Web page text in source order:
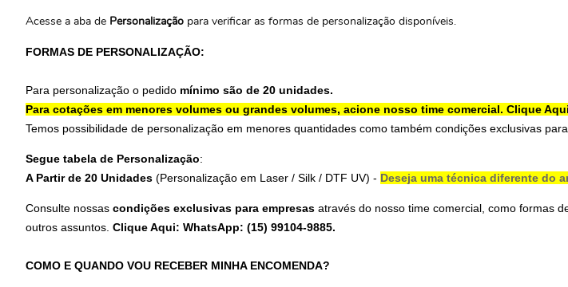
Acesse a aba de Personalização para verificar as formas de personalização disponíveis.
FORMAS DE PERSONALIZAÇÃO:
Para personalização o pedido mínimo são de 20 unidades.
Para cotações em menores volumes ou grandes volumes, acione nosso time comercial. Clique
Temos possibilidade de personalização em menores quantidades como também condições exclusivas
Segue tabela de Personalização:
A Partir de 20 Unidades (Personalização em Laser / Silk / DTF UV) - Deseja uma técnica diferente do
Consulte nossas condições exclusivas para empresas através do nosso time comercial, como formas
outros assuntos. Clique Aqui: WhatsApp: (15) 99104-9885.
COMO E QUANDO VOU RECEBER MINHA ENCOMENDA?